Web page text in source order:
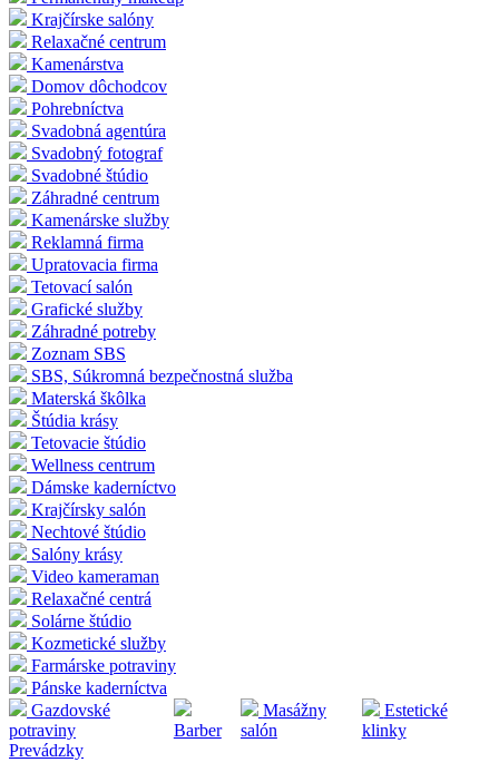
Krajčírske salóny
Relaxačné centrum
Kamenárstva
Domov dôchodcov
Pohrebníctva
Svadobná agentúra
Svadobný fotograf
Svadobné štúdio
Záhradné centrum
Kamenárske služby
Reklamná firma
Upratovacia firma
Tetovací salón
Grafické služby
Záhradné potreby
Zoznam SBS
SBS, Súkromná bezpečnostná služba
Materská škôlka
Štúdia krásy
Tetovacie štúdio
Wellness centrum
Dámske kaderníctvo
Krajčírsky salón
Nechtové štúdio
Salóny krásy
Video kameraman
Relaxačné centrá
Solárne štúdio
Kozmetické služby
Farmárske potraviny
Pánske kaderníctva
Gazdovské
potraviny
Barber
Masážny
salón
Estetické
klinky
Prevádzky